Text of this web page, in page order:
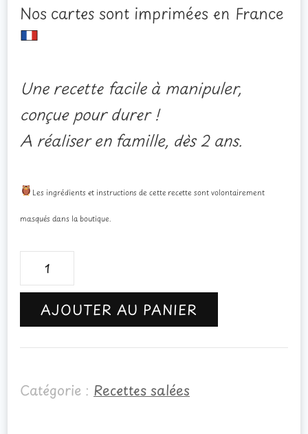
Nos cartes sont imprimées en France
Une recette facile à manipuler,
conçue pour durer !
A réaliser en famille, dès 2 ans.
Les ingrédients et instructions de cette recette sont volontairement
masqués dans la boutique.
quantité
de
Carrés
feuilletés
-
AJOUTER AU PANIER
Catégorie : Recettes salées